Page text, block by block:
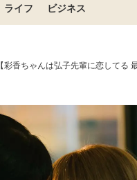
ライフ ビジネス
【彩香ちゃんは弘子先輩に恋してる